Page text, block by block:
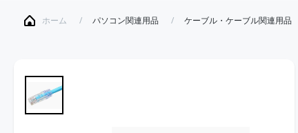
ホーム パソコン関連用品 ケーブル・ケーブル関連用品